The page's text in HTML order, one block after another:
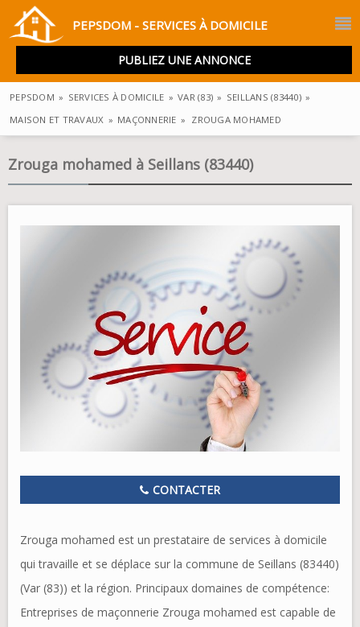
PEPSDOM - SERVICES À DOMICILE
PUBLIEZ UNE ANNONCE
PEPSDOM » SERVICES À DOMICILE » VAR (83) » SEILLANS (83440) »
MAISON ET TRAVAUX » MAÇONNERIE » ZROUGA MOHAMED
Zrouga mohamed à Seillans (83440)
CONTACTER
Zrouga mohamed est un prestataire de services à domicile
qui travaille et se déplace sur la commune de Seillans (83440)
(Var (83)) et la région. Principaux domaines de compétence:
Entreprises de maçonnerie Zrouga mohamed est capable de